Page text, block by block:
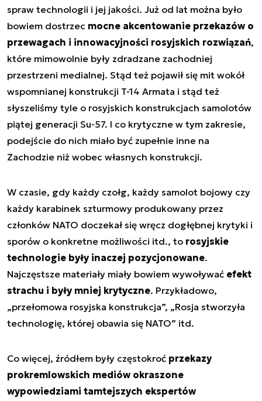
spraw technologii i jej jakości. Już od lat można było
bowiem dostrzec mocne akcentowanie przekazów o
przewagach i innowacyjności rosyjskich rozwiązań,
które mimowolnie były zdradzane zachodniej
przestrzeni medialnej. Stąd też pojawił się mit wokół
wspomnianej konstrukcji T-14 Armata i stąd też
słyszeliśmy tyle o rosyjskich konstrukcjach samolotów
piątej generacji Su-57. I co krytyczne w tym zakresie,
podejście do nich miało być zupełnie inne na
Zachodzie niż wobec własnych konstrukcji.
W czasie, gdy każdy czołg, każdy samolot bojowy czy
każdy karabinek szturmowy produkowany przez
członków NATO doczekał się wręcz dogłębnej krytyki i
sporów o konkretne możliwości itd., to rosyjskie
technologie były inaczej pozycjonowane.
Najczęstsze materiały miały bowiem wywoływać efekt
strachu i były mniej krytyczne. Przykładowo,
„przełomowa rosyjska konstrukcja”, „Rosja stworzyła
technologię, której obawia się NATO” itd.
Co więcej, źródłem były częstokroć przekazy
prokremlowskich mediów okraszone
wypowiedziami tamtejszych ekspertów